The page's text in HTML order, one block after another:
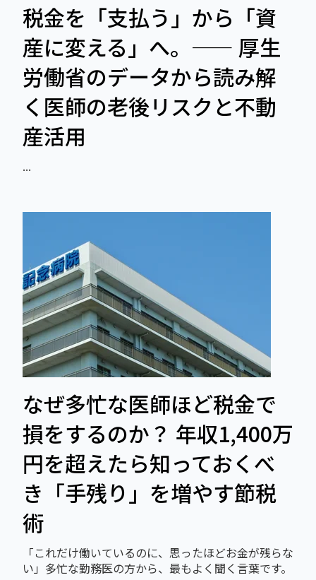
税金を「支払う」から「資
産に変える」へ。―― 厚生
労働省のデータから読み解
く医師の老後リスクと不動
産活用
...
なぜ多忙な医師ほど税金で
損をするのか？ 年収1,400万
円を超えたら知っておくべ
き「手残り」を増やす節税
術
「これだけ働いているのに、思ったほどお金が残らな
い」多忙な勤務医の方から、最もよく聞く言葉です。